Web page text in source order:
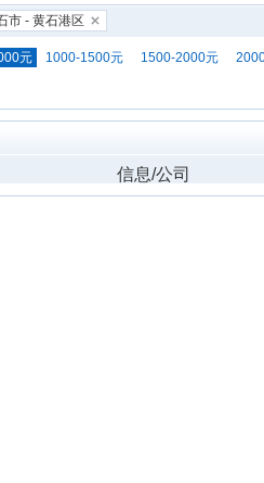
市 - 黄石港区
元 1000-1500元 1500-2000元
信息/公司